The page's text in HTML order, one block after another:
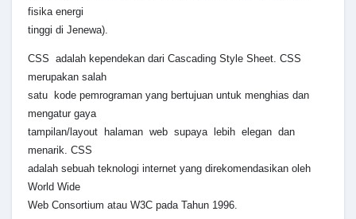
fisika energi
tinggi di Jenewa).
CSS adalah kependekan dari Cascading Style Sheet. CSS
merupakan salah
satu kode pemrograman yang bertujuan untuk menghias dan
mengatur gaya
tampilan/layout halaman web supaya lebih elegan dan
menarik. CSS
adalah sebuah teknologi internet yang direkomendasikan oleh
World Wide
Web Consortium atau W3C pada Tahun 1996.